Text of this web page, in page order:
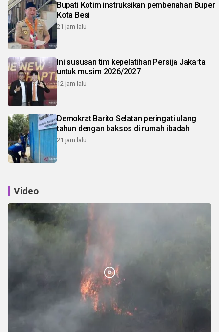
Bupati Kotim instruksikan pembenahan Buper
Kota Besi
21 jam lalu
Ini sususan tim kepelatihan Persija Jakarta
untuk musim 2026/2027
12 jam lalu
Demokrat Barito Selatan peringati ulang
tahun dengan baksos di rumah ibadah
21 jam lalu
Video